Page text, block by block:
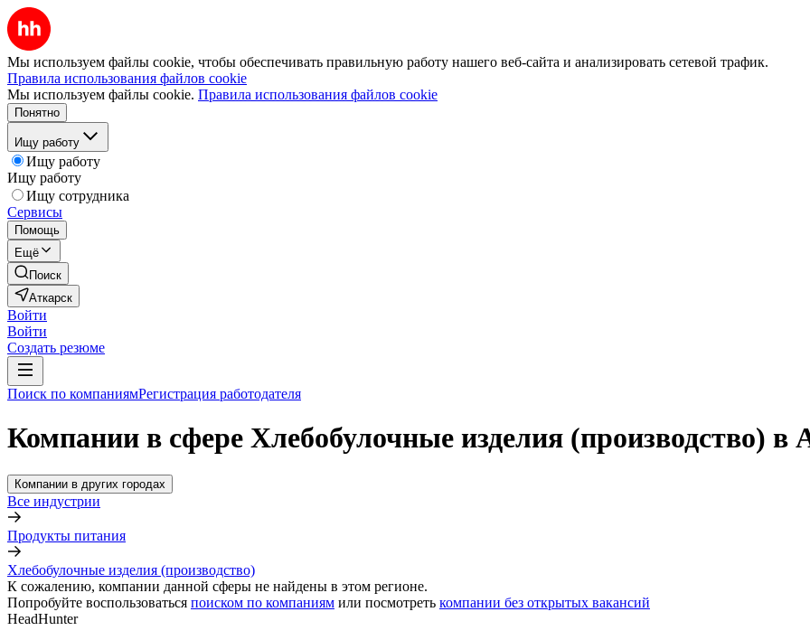
Мы используем файлы cookie, чтобы обеспечивать правильную работу нашего веб-сайта и анализировать сетевой трафик.
Правила использования файлов cookie
Мы используем файлы cookie. Правила использования файлов cookie
Понятно
Ищу работу
Ищу работу
Ищу работу
Ищу сотрудника
Сервисы
Помощь
Ещё
Поиск
Аткарск
Войти
Войти
Создать резюме
Поиск по компаниямРегистрация работодателя
Компании в сфере Хлебобулочные изделия (производство) в
Компании в других городах
Все индустрии
Продукты питания
Хлебобулочные изделия (производство)
К сожалению, компании данной сферы не найдены в этом регионе.
Попробуйте воспользоваться поиском по компаниям или посмотреть компании без открытых вакансий
HeadHunter